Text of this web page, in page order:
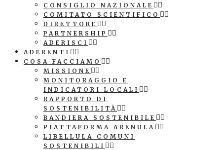
CONSIGLIO NAZIONALE
COMITATO SCIENTIFICO
DIRETTORE
PARTNERSHIP
ADERISCI
ADERENTI
COSA FACCIAMO
MISSIONE
MONITORAGGIO E
INDICATORI LOCALI
RAPPORTO DI
SOSTENIBILITÀ
BANDIERA SOSTENIBILE
PIATTAFORMA ARENULA
LIBELLULA COMUNI
SOSTENIBILI